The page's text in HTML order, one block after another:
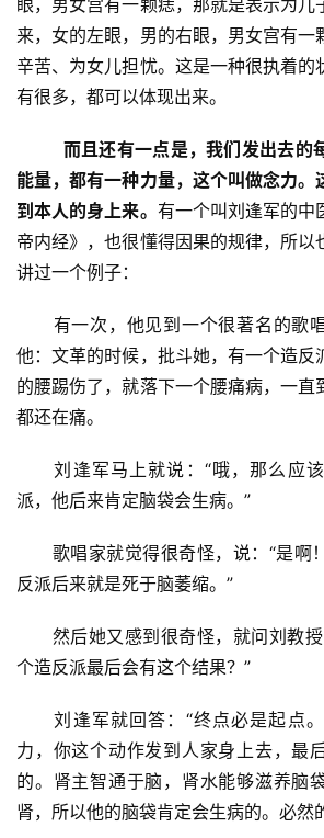
来，女的左眼，男的右眼，男女宫有一
辛苦、为女儿担忧。这是一种很执着的
有很多，都可以体现出来。
而且还有一点是，我们发出去的
能量，都有一种力量，这个叫做念力。
到本人的身上来。 有一个叫刘逢军的中
帝内经》，也很懂得因果的规律，所以
讲过一个例子：
有一次，他见到一个很著名的歌
他：文革的时候，批斗她，有一个造反
的腰踢伤了，就落下一个腰痛病，一直
都还在痛。
刘逢军马上就说：“哦，那么应该
派，他后来肯定脑袋会生病。”
歌唱家就觉得很奇怪，说：“是啊
反派后来就是死于脑萎缩。”
然后她又感到很奇怪，就问刘教授
个造反派最后会有这个结果？”
刘逢军就回答：“终点必是起点。
力，你这个动作发到人家身上去，最
的。肾主智通于脑，肾水能够滋养脑
肾，所以他的脑袋肯定会生病的。必然